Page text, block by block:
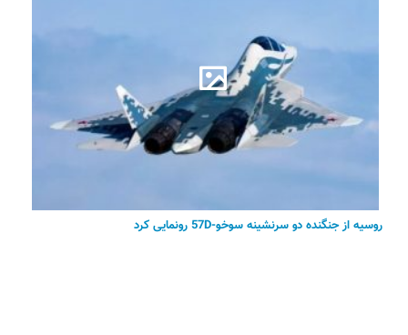
روسیه از جنگنده دو سرنشینه سوخو-57D رونمایی کرد